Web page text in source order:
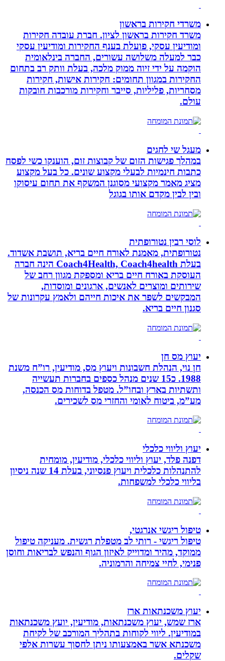
משרדי חקירות בראשון
משרד חקירות בראשון לציון. חברת עובדה חקירות
ומודיעין עסקי, פועלת בענף החקירות ומודיעין עסקי
כבר למעלה משלושה עשורים, החברה בינלאומית
הוקמה על ידי זיוה ממוק מלכה, בעלת וותק רב בתחום
החקירות במגוון תחומים: חקירות אישות, חקירות
מסחריות, פליליות, סייבר וחקירות מורכבות חובקות
עולם.
מעגל שי לחגים
במהלך פגישות הזום של קבוצות זום, הוענקו כשי לפסח
כתבות חינמיות לבעלי מקצוע שונים. כל בעל מקצוע
מציג מאמר מקצועי מסוגנן המשקף את תחום עיסוקו
ובין לבין מקדם אותו בגוגל
לוסי רבין נטורופתית
נטורופתית, מאמנת לאורח חיים בריא, תושבת אשדוד.
בעלת Coach4Health, Coach4health הינה חברה
העוסקת באורח חיים בריא ומספקת מגוון רחב של
שירותים ומוצרים לאנשים, ארגונים ומוסדות,
המבקשים לשפר את איכות חייהם ולאמץ עקרונות של
סגנון חיים בריא.
יעוץ מס חן
חן נוי, הנהלת חשבונות ויעוץ מס, מודיעין, רו”ח משנת
1988. כ15 שנים מנהל כספים בחברות תעשייה
ותשתיות בארץ ובחו”ל. מטפל בדוחות מס הכנסה,
מע”מ, ביטוח לאומי והחזרי מס לשכירים.
יעוץ וליווי כלכלי
דפנה פלד, יעוץ וליווי כלכלי, מודיעין, מומחית
להתנהלות כלכלית ויעוץ פנסיוני, בעלת 14 שנה ניסיון
בליווי כלכלי למשפחות.
טיפול ריגשי אנרגטי,
טיפול ריגשי - רותי לב מטפלת רגשית. מעניקה טיפול
ממוקד, מהיר ומדוייק לאיזון הגוף והנפש לבריאות וחוסן
פנימי, לחיי צמיחה והרמוניה.
יעוץ משכנתאות ארז
ארז שמש, יעוץ משכנתאות, מודיעין, יועץ משכנתאות
במודיעין. ליווי לקוחות בתהליך המורכב של לקיחת
משכנתא אשר באמצעותו ניתן לחסוך עשרות אלפי
שקלים.